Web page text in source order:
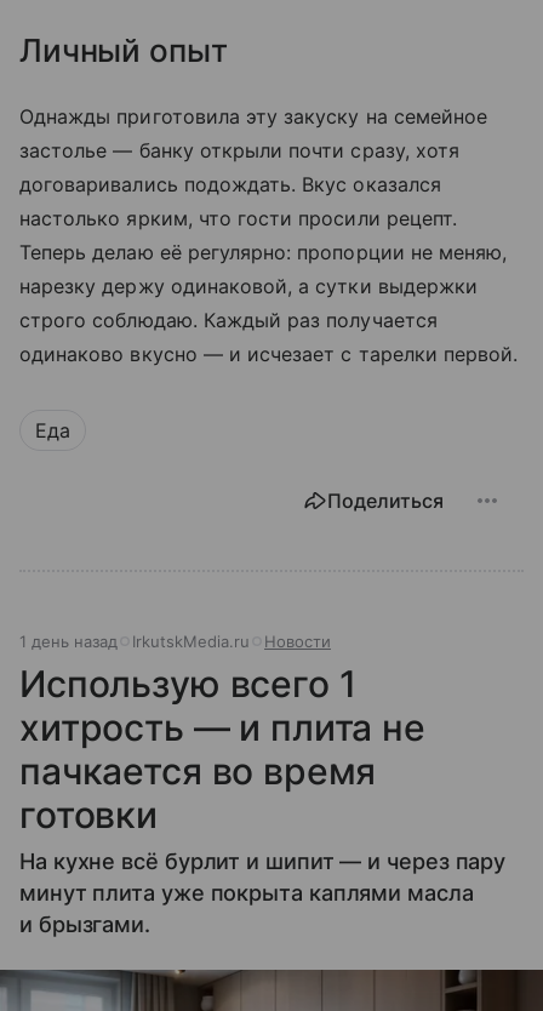
Личный опыт
Однажды приготовила эту закуску на семейное
застолье — банку открыли почти сразу, хотя
договаривались подождать. Вкус оказался
настолько ярким, что гости просили рецепт.
Теперь делаю её регулярно: пропорции не меняю,
нарезку держу одинаковой, а сутки выдержки
строго соблюдаю. Каждый раз получается
одинаково вкусно — и исчезает с тарелки первой.
Еда
Поделиться
1 день назад IrkutskMedia.ru Новости
Использую всего 1
хитрость — и плита не
пачкается во время
готовки
На кухне всё бурлит и шипит — и через пару
минут плита уже покрыта каплями масла
и брызгами.